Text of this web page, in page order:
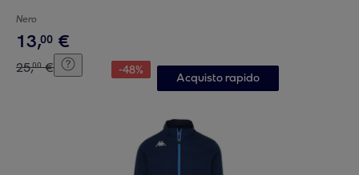
Nero
13,00 €
25,00 € -48%
Acquisto rapido